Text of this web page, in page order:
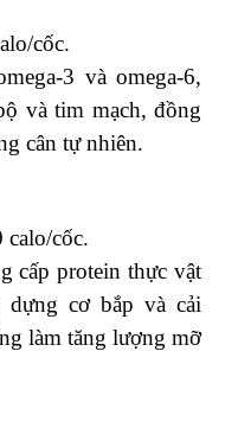
cốc.
3 và omega-6,
và tim mạch, đồng
cân tự nhiên.
calo/cốc.
cấp protein thực vật
cơ bắp và cải
làm tăng lượng mỡ